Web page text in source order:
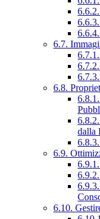
6.7.
6.8.
dalla
6.9.
6.10.